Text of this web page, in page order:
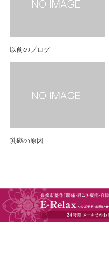
以前のブログ
乳癌の原因